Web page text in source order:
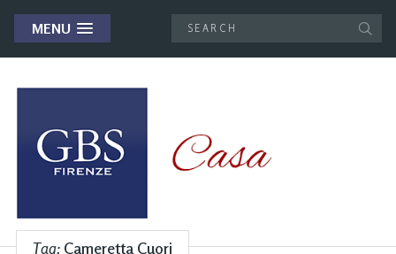
MENU
Tag: Cameretta Cuori